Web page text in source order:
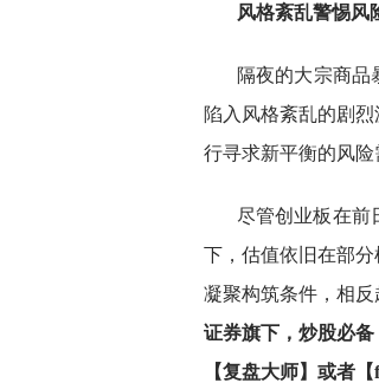
风格紊乱警惕风
隔夜的大宗商品
陷入风格紊乱的剧
行寻求新平衡的风险
尽管创业板在前
下，估值依旧在部
凝聚构筑条件，相反
证券旗下，炒股必
【复盘大师】或者【